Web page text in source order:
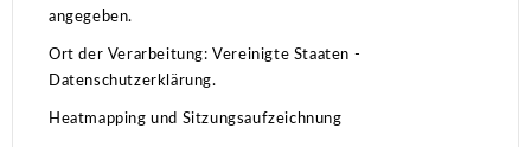
angegeben.
Ort der Verarbeitung: Vereinigte Staaten -
Datenschutzerklärung.
Heatmapping und Sitzungsaufzeichnung